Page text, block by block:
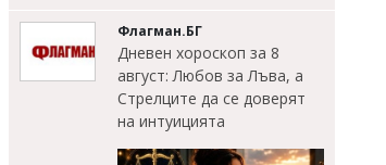
Флагман.БГ
Дневен хороскоп за 8
август: Любов за Лъва, а
Стрелците да се доверят
на интуицията